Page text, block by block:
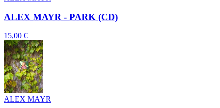
ALEX MAYR - PARK (CD)
15,00 €
ALEX MAYR